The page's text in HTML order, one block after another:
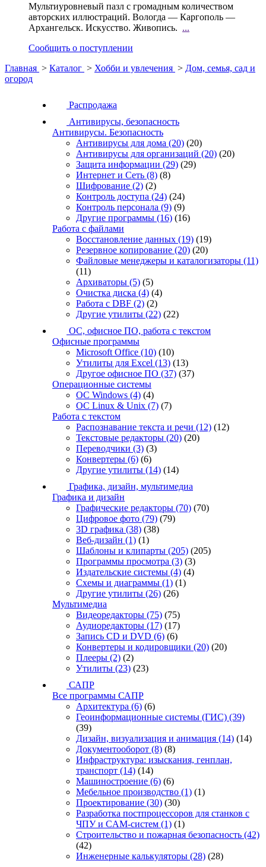
Мультиуровневый пазл с громадным количеством
авторских иллюстраций. Вологда — Каргополь —
Архангельск. Искусство. Живопись. ...
Сообщить о поступлении
Главная > Каталог > Хобби и увлечения > Дом, семья, сад и
огород
Распродажа
Антивирусы, безопасность
Антивирусы. Безопасность
Антивирусы для дома (20) (20)
Антивирусы для организаций (20) (20)
Защита информации (29) (29)
Интернет и Сеть (8) (8)
Шифрование (2) (2)
Контроль доступа (24) (24)
Контроль персонала (9) (9)
Другие программы (16) (16)
Работа с файлами
Восстановление данных (19) (19)
Резервное копирование (20) (20)
Файловые менеджеры и каталогизаторы (11)
(11)
Архиваторы (5) (5)
Очистка диска (4) (4)
Работа с DBF (2) (2)
Другие утилиты (22) (22)
ОС, офисное ПО, работа с текстом
Офисные программы
Microsoft Office (10) (10)
Утилиты для Excel (13) (13)
Другое офисное ПО (37) (37)
Операционные системы
ОС Windows (4) (4)
ОС Linux & Unix (7) (7)
Работа с текстом
Распознавание текста и речи (12) (12)
Текстовые редакторы (20) (20)
Переводчики (3) (3)
Конвертеры (6) (6)
Другие утилиты (14) (14)
Графика, дизайн, мультимедиа
Графика и дизайн
Графические редакторы (70) (70)
Цифровое фото (79) (79)
3D графика (38) (38)
Веб-дизайн (1) (1)
Шаблоны и клипарты (205) (205)
Программы просмотра (3) (3)
Издательские системы (4) (4)
Схемы и диаграммы (1) (1)
Другие утилиты (26) (26)
Мультимедиа
Видеоредакторы (75) (75)
Аудиоредакторы (17) (17)
Запись CD и DVD (6) (6)
Конвертеры и кодировщики (20) (20)
Плееры (2) (2)
Утилиты (23) (23)
САПР
Все программы САПР
Архитектура (6) (6)
Геоинформационные системы (ГИС) (39)
(39)
Дизайн, визуализация и анимация (14) (14)
Документооборот (8) (8)
Инфраструктура: изыскания, генплан,
транспорт (14) (14)
Машиностроение (6) (6)
Мебельное производство (1) (1)
Проектирование (30) (30)
Разработка постпроцессоров для станков с
ЧПУ и CAM-систем (1) (1)
Строительство и пожарная безопасность (42)
(42)
Инженерные калькуляторы (28) (28)